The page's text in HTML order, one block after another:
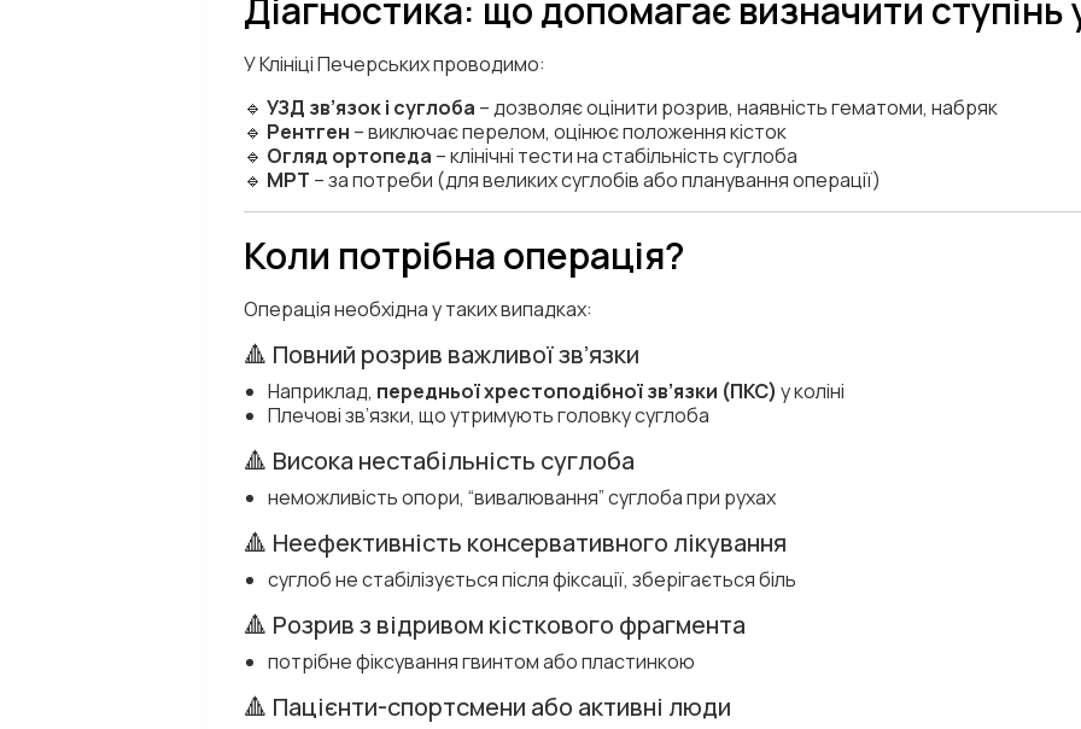
Діагностика: що допомагає визначити
У Клініці Печерських проводимо:
🔹 УЗД зв’язок і суглоба – дозволяє оцінити розрив, наявність гематоми, набряк
🔹 Рентген – виключає перелом, оцінює положення кісток
🔹 Огляд ортопеда – клінічні тести на стабільність суглоба
🔹 МРТ – за потреби (для великих суглобів або планування операції)
Коли потрібна операція?
Операція необхідна у таких випадках:
🔺 Повний розрив важливої зв’язки
Наприклад, передньої хрестоподібної зв’язки (ПКС) у коліні
Плечові зв’язки, що утримують головку суглоба
🔺 Висока нестабільність суглоба
неможливість опори, “вивалювання” суглоба при рухах
🔺 Неефективність консервативного лікування
суглоб не стабілізується після фіксації, зберігається біль
🔺 Розрив з відривом кісткового фрагмента
потрібне фіксування гвинтом або пластинкою
🔺 Пацієнти-спортсмени або активні люди